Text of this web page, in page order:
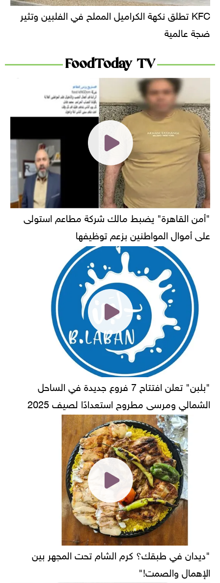
KFC تطلق نكهة الكراميل المملح في الفلبين وتثير
ضجة عالمية
FoodToday TV
"أمن القاهرة" يضبط مالك شركة مطاعم استولى
على أموال المواطنين بزعم توظيفها
"بلبن" تعلن افتتاح 7 فروع جديدة في الساحل
الشمالي ومرسى مطروح استعدادًا لصيف 2025
"ديدان في طبقك؟ كرم الشام تحت المجهر بين
الإهمال والصمت!"